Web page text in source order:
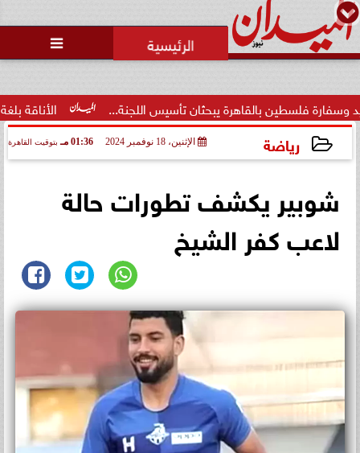

الأناقة بلغة بالقاهرة يبحثان تأسيس اللجنة...
رياضة الإثنين، 18 نوفمبر 2024 01:36 مـ بتوقيت القاهرة
شوبير يكشف تطورات حالة
لاعب كفر الشيخ